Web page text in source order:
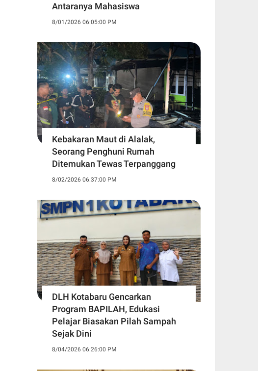
Antaranya Mahasiswa
8/01/2026 06:05:00 PM
Kebakaran Maut di Alalak,
Seorang Penghuni Rumah
Ditemukan Tewas Terpanggang
8/02/2026 06:37:00 PM
DLH Kotabaru Gencarkan
Program BAPILAH, Edukasi
Pelajar Biasakan Pilah Sampah
Sejak Dini
8/04/2026 06:26:00 PM